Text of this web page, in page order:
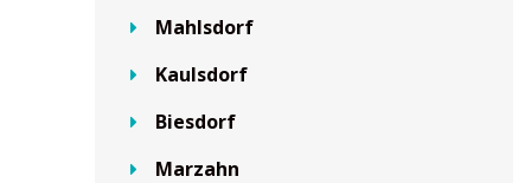
Mahlsdorf
Kaulsdorf
Biesdorf
Marzahn